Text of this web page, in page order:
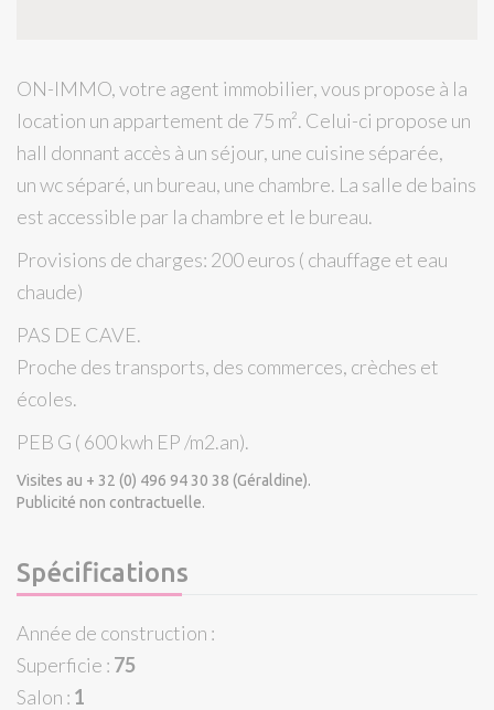
ON-IMMO, votre agent immobilier, vous propose à la
location un appartement de 75 m². Celui-ci propose un
hall donnant accès à un séjour, une cuisine séparée,
un wc séparé, un bureau, une chambre. La salle de bains
est accessible par la chambre et le bureau.
Provisions de charges: 200 euros ( chauffage et eau
chaude)
PAS DE CAVE.
Proche des transports, des commerces, crèches et
écoles.
PEB G ( 600 kwh EP /m2.an).
Visites au + 32 (0) 496 94 30 38 (Géraldine).
Publicité non contractuelle.
Spécifications
Année de construction :
Superficie : 75
Salon : 1